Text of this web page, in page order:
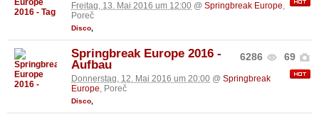
Freitag, 13. Mai 2016 um 12:00 @ Springbreak Europe,
Poreč
Disco,
6286 69
Springbreak Europe 2016 -
Aufbau
Donnerstag, 12. Mai 2016 um 20:00 @ Springbreak
Europe , Poreč
Disco